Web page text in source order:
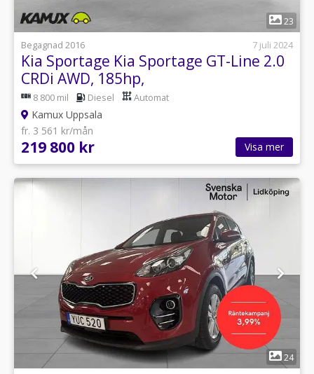
23
Begagnad 2016
7 juli 2024
Kia Sportage Kia Sportage GT-Line 2.0
CRDi AWD, 185hp,
8 800 mil Diesel Automat
Kamux Uppsala
fr. 3 561 kr/mån
219 800 kr Visa mer
1
24